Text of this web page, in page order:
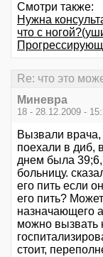
Смотри также:
Нужна
что с
Re: что это
Миневра
18 - 28.12.2009 -
Вызвали врача,
поехали в диб,
днем была 39;6,
больницу.
его пить если
его пить?
назначающего
можно вызвать
стоит,